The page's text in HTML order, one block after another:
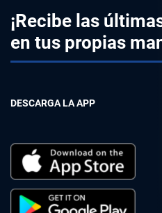
¡Recibe las
en tus propias
DESCARGA LA APP